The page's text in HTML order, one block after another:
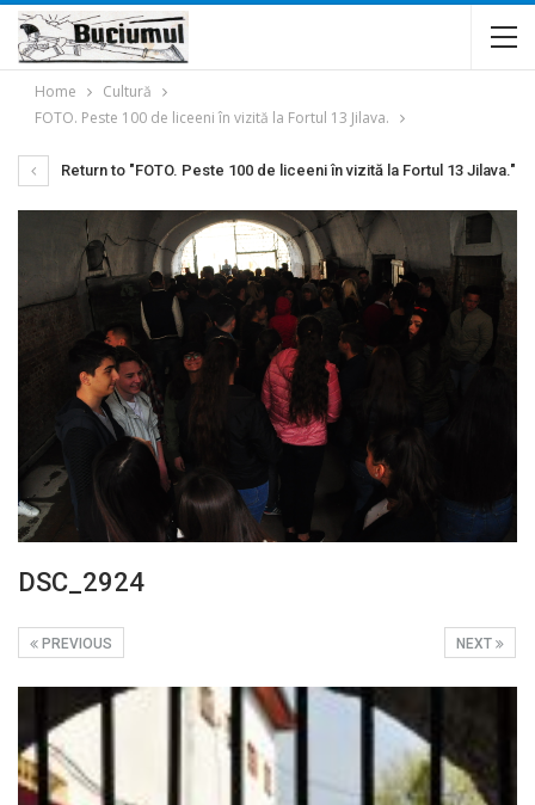
Home
Cultură
FOTO. Peste 100 de liceeni în vizită la Fortul 13 Jilava.
Return to "FOTO. Peste 100 de liceeni în vizită la Fortul 13 Jilava."
DSC_2924
NEXT
PREVIOUS